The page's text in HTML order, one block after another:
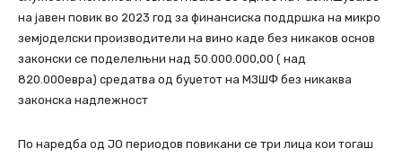
на јавен повик во 2023 год за финансиска поддршка на микро
земјоделски производители на вино каде без никаков основ
законски се поделелњни над 50.000.000,00 ( над
820.000евра) средатва од буџетот на МЗШФ без никаква
законска надлежност
По наредба од ЈО периодов повикани се три лица кои тогаш